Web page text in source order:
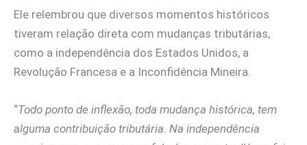
Ele relembrou que diversos momentos históricos
tiveram relação direta com mudanças tributárias,
como a independência dos Estados Unidos, a
Revolução Francesa e a Inconfidência Mineira.
“Todo ponto de inflexão, toda mudança histórica, tem
alguma contribuição tributária. Na independência